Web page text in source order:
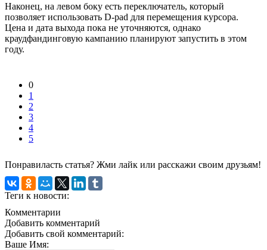
Наконец, на левом боку есть переключатель, который
позволяет использовать D-pad для перемещения курсора.
Цена и дата выхода пока не уточняются, однако
краудфандинговую кампанию планируют запустить в этом
году.
0
1
2
3
4
5
Понравиласть статья? Жми лайк или расскажи своим друзьям!
Теги к новости:
Комментарии
Добавить комментарий
Добавить свой комментарий:
Ваше Имя: